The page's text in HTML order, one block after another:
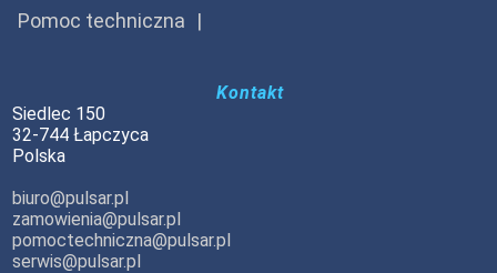
Pomoc techniczna
Kontakt
Siedlec 150
32-744 Łapczyca
Polska
biuro@pulsar.pl
zamowienia@pulsar.pl
pomoctechniczna@pulsar.pl
serwis@pulsar.pl